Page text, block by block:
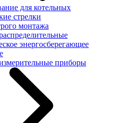
для котельных
стрелки
монтажа
энергосберегающее
приборы